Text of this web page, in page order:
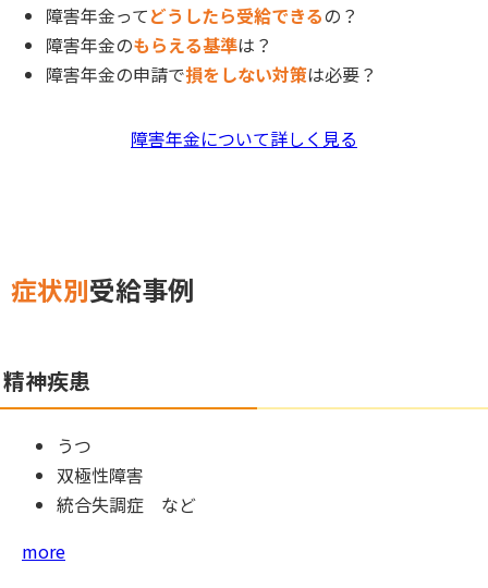
障害年金ってどうしたら受給できるの？
障害年金のもらえる基準は？
障害年金の申請で損をしない対策は必要？
障害年金について詳しく見る
症状別受給事例
精神疾患
うつ
双極性障害
統合失調症 など
more